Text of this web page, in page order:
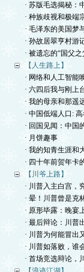
· 苏版毛选揭秘：
· 种族歧视和极端
· 毛泽东的美国梦
· 孙故居翠亨村游
· 被遗忘的“国父之
【人生路上】
· 网络和人工智能
· 六四后我与刚上
· 我的母亲和那遥
· 中国低端人口:
· 回国见闻：中国
· 月饼趣事
· 我的知青生涯和
· 四十年前贺年卡
【川爷上路】
· 川普入主白宫，
· 晕！川普曾是克
· 原形毕露：晚宴
· 最后辩论：川普
· 川普为何能冒出
· 川普如落败，谁
· 首场竞选辩论，